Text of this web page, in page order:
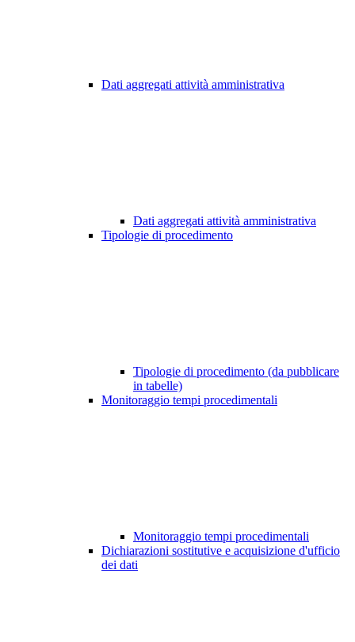
Dati aggregati attività amministrativa
Dati aggregati attività amministrativa
Tipologie di procedimento
Tipologie di procedimento (da pubblicare
in tabelle)
Monitoraggio tempi procedimentali
Monitoraggio tempi procedimentali
Dichiarazioni sostitutive e acquisizione d'ufficio
dei dati